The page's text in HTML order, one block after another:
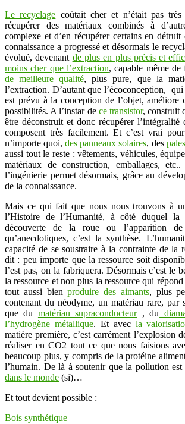
Le recyclage coûtait cher et n’était pas
récupérer des matériaux combinés à
complexe et d’en récupérer certains en détruit
connaissance a progressé et désormais le
évolué, devenant de plus en plus précis et
moins cher que l’extraction, capable même
de meilleure qualité, plus pure, que la
l’extraction. D’autant que l’écoconception,
est prévu à la conception de l’objet, améliore
possibilités. A l’instar de ce transistor, construit
être déconstruit et donc récupérer
composent très facilement. Et c’est vrai
n’importe quoi,des panneaux solaires, des
aussi tout le reste : vêtements, véhicules,
matériaux de construction, emballages,
l’ingénierie permet désormais, grâce au
de la connaissance.
Mais ce qui fait que nous nous trouvons à
l’Histoire de l’Humanité, à côté duquel
découverte de la roue ou l’apparition
qu’anecdotiques, c’est la synthèse.
capacité de se soustraire à la contrainte de la
dit : peu importe que la ressource soit
l’est pas, on la fabriquera. Désormais c’est le
la ressource et non plus la ressource qui
tout aussi bienproduire des aimants, plus
contenant du néodyme, un matériau rare, par
que du matériau supraconducteur, du
l’hydrogène métallique. Et avec la
matière première, c’est carrément l’explosion
réaliser en CO2 tout ce que nous faisions
beaucoup plus, y compris de la protéine
l’humain. De là à soutenir que la pollution
dans le monde (si)…
Et tout devient possible :
Bois synthétique